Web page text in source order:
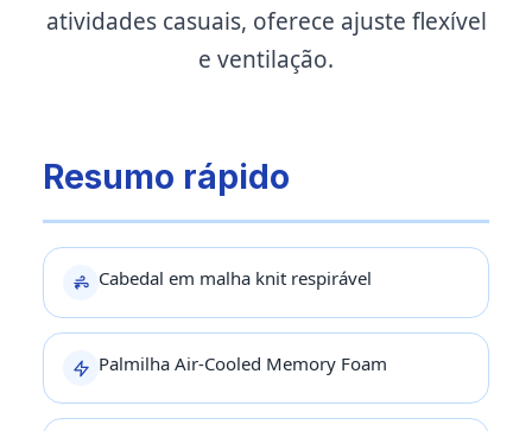
atividades casuais, oferece ajuste flexível
e ventilação.
Resumo rápido
Cabedal em malha knit respirável
Palmilha Air-Cooled Memory Foam